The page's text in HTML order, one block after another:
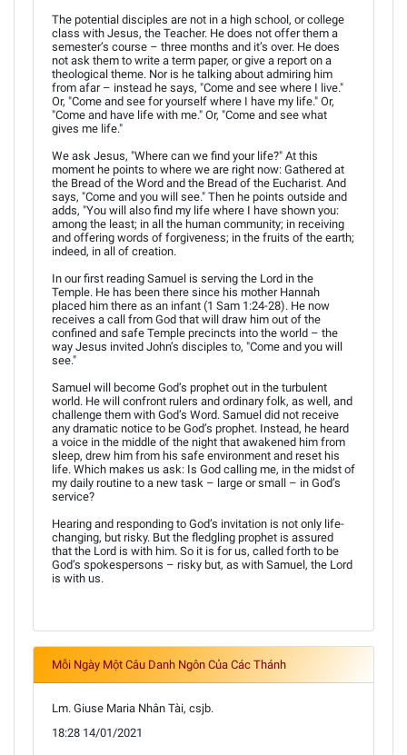
The potential disciples are not in a high school, or college
class with Jesus, the Teacher. He does not offer them a
semester’s course – three months and it’s over. He does
not ask them to write a term paper, or give a report on a
theological theme. Nor is he talking about admiring him
from afar – instead he says, "Come and see where I live."
Or, "Come and see for yourself where I have my life." Or,
"Come and have life with me." Or, "Come and see what
gives me life."
We ask Jesus, "Where can we find your life?" At this
moment he points to where we are right now: Gathered at
the Bread of the Word and the Bread of the Eucharist. And
says, "Come and you will see." Then he points outside and
adds, "You will also find my life where I have shown you:
among the least; in all the human community; in receiving
and offering words of forgiveness; in the fruits of the earth;
indeed, in all of creation.
In our first reading Samuel is serving the Lord in the
Temple. He has been there since his mother Hannah
placed him there as an infant (1 Sam 1:24-28). He now
receives a call from God that will draw him out of the
confined and safe Temple precincts into the world – the
way Jesus invited John’s disciples to, "Come and you will
see."
Samuel will become God’s prophet out in the turbulent
world. He will confront rulers and ordinary folk, as well, and
challenge them with God’s Word. Samuel did not receive
any dramatic notice to be God’s prophet. Instead, he heard
a voice in the middle of the night that awakened him from
sleep, drew him from his safe environment and reset his
life. Which makes us ask: Is God calling me, in the midst of
my daily routine to a new task – large or small – in God’s
service?
Hearing and responding to God’s invitation is not only life-
changing, but risky. But the fledgling prophet is assured
that the Lord is with him. So it is for us, called forth to be
God’s spokespersons – risky but, as with Samuel, the Lord
is with us.
Mỗi Ngày Một Câu Danh Ngôn Của Các Thánh
Lm. Giuse Maria Nhân Tài, csjb.
18:28 14/01/2021